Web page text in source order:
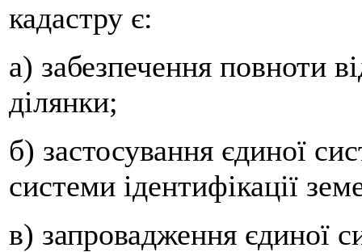
кадастру є:
а) забезпечення повноти
ділянки;
б) застосування єдиної
системи ідентифікації
в) запровадження єдиної